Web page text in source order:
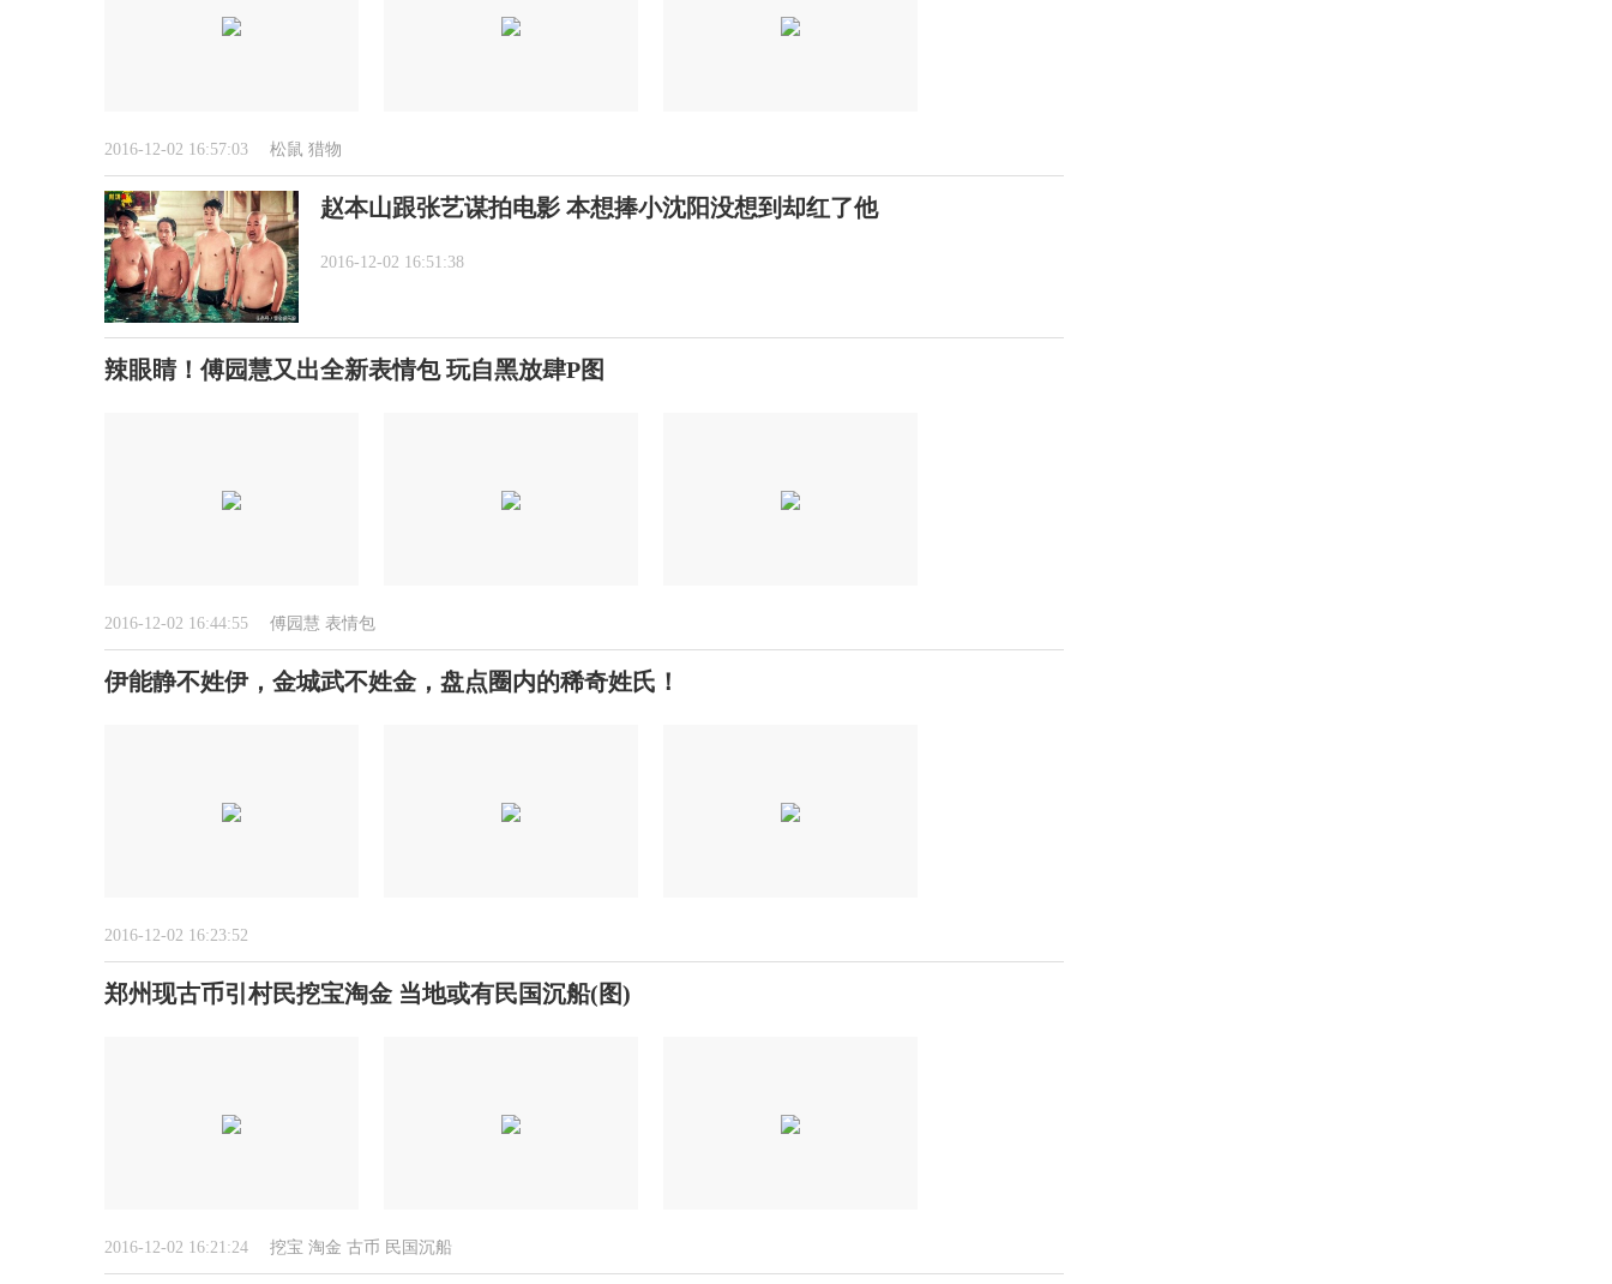
2016-12-02 16:57:03 松鼠 猎物
赵本山跟张艺谋拍电影 本想捧小沈阳没想到却红了他
2016-12-02 16:51:38
辣眼睛！傅园慧又出全新表情包 玩自黑放肆P图
2016-12-02 16:44:55 傅园慧 表情包
伊能静不姓伊，金城武不姓金，盘点圈内的稀奇姓氏！
2016-12-02 16:23:52
郑州现古币引村民挖宝淘金 当地或有民国沉船(图)
2016-12-02 16:21:24 挖宝 淘金 古币 民国沉船